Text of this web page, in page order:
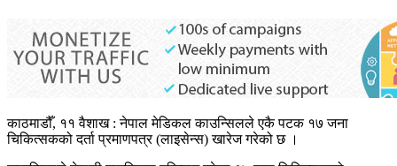
काठमाडौँ, ११ वैशाख : नेपाल मेडिकल काउन्सिलले एकै पटक १७ जना
चिकित्सकको दर्ता प्रमाणपत्र (लाइसेन्स) खारेज गरेको छ ।